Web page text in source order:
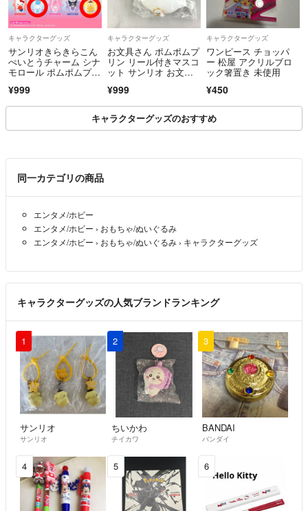
キャラクターグッズ
サンリオきらきらこん
ぺいとうチャーム シナ
モロール ポムポムプリ
¥999
キャラクターグッズ
お文具さん ポムポムプ
リン リール付きマスコ
ット サンリオ お文具
¥999
キャラクターグッズ
ワンピース チョッパ
ー 松屋 アクリルブロ
ック箸置き 未使用
¥450
キャラクターグッズのおすすめ
同一カテゴリの商品
エンタメ/ホビー
エンタメ/ホビー › おもちゃ/ぬいぐるみ
エンタメ/ホビー › おもちゃ/ぬいぐるみ › キャラクターグッズ
キャラクターグッズの人気ブランドランキング
1
サンリオ
サンリオ
2
ちいかわ
チイカワ
3
BANDAI
バンダイ
4 5 6